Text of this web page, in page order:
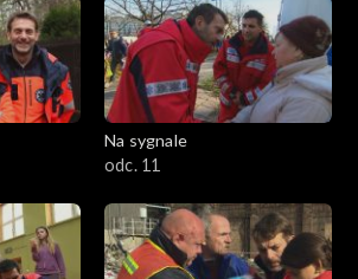
Na sygnale
odc. 11